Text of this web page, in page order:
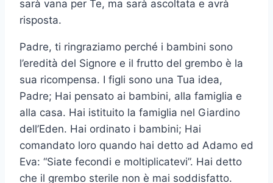
sarà vana per Te, ma sarà ascoltata e avrà
risposta.
Padre, ti ringraziamo perché i bambini sono
l’eredità del Signore e il frutto del grembo è la
sua ricompensa. I figli sono una Tua idea,
Padre; Hai pensato ai bambini, alla famiglia e
alla casa. Hai istituito la famiglia nel Giardino
dell’Eden. Hai ordinato i bambini; Hai
comandato loro quando hai detto ad Adamo ed
Eva: “Siate fecondi e moltiplicatevi”. Hai detto
che il grembo sterile non è mai soddisfatto.